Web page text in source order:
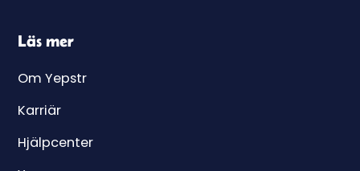
Läs mer
Om Yepstr
Karriär
Hjälpcenter